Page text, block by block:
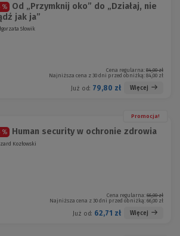
%
Od „Przymknij oko” do „Działaj, nie
jak ja”
Słowik
Cena regularna: 84,00 zł
Najniższa cena z 30 dni przed obniżką: 84,00 zł
Już od: 79,80 zł Więcej
Promocja!
% Human security w ochronie zdrowia
Kozłowski
Cena regularna: 66,00 zł
Najniższa cena z 30 dni przed obniżką: 66,00 zł
Już od: 62,71 zł Więcej